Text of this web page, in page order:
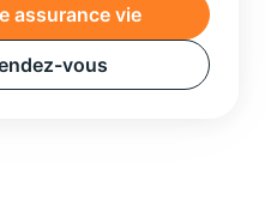
assurance vie
vous